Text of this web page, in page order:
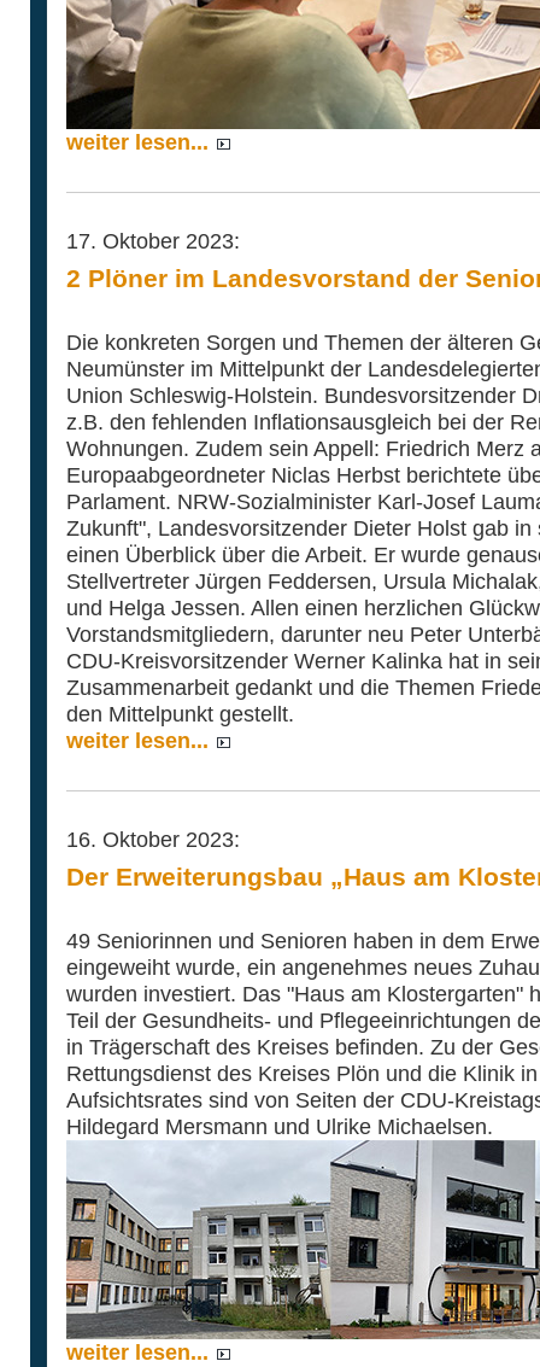
weiter lesen...
17. Oktober 2023:
2 Plöner im Landesvorstand der
Die konkreten Sorgen und Themen der älteren
Neumünster im Mittelpunkt der
Union Schleswig-Holstein. Bundesvorsitzender
z.B. den fehlenden Inflationsausgleich bei der
Wohnungen. Zudem sein Appell: Friedrich Merz
Europaabgeordneter Niclas Herbst berichtete
Parlament. NRW-Sozialminister Karl-Josef
Zukunft", Landesvorsitzender Dieter Holst gab
einen Überblick über die Arbeit. Er wurde
Stellvertreter Jürgen Feddersen, Ursula
und Helga Jessen. Allen einen herzlichen
Vorstandsmitgliedern, darunter neu Peter
CDU-Kreisvorsitzender Werner Kalinka hat in
Zusammenarbeit gedankt und die Themen
den Mittelpunkt gestellt.
weiter lesen...
16. Oktober 2023:
Der Erweiterungsbau „Haus am
49 Seniorinnen und Senioren haben in dem
eingeweiht wurde, ein angenehmes neues
wurden investiert. Das "Haus am Klostergarten"
Teil der Gesundheits- und Pflegeeinrichtungen
in Trägerschaft des Kreises befinden. Zu der
Rettungsdienst des Kreises Plön und die Klinik
Aufsichtsrates sind von Seiten der CDU-
Hildegard Mersmann und Ulrike Michaelsen.
weiter lesen...